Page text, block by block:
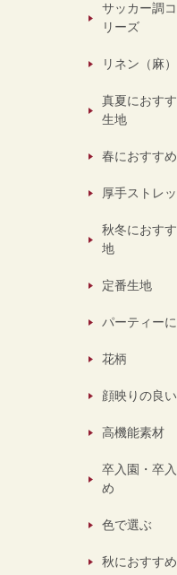
サッカー調
リーズ
リネン（麻
真夏におす
生地
春におすす
厚手ストレ
秋冬におす
地
定番生地
パーティー
花柄
顔映りの良
高機能素材
卒入園・卒
め
色で選ぶ
秋におすすめ